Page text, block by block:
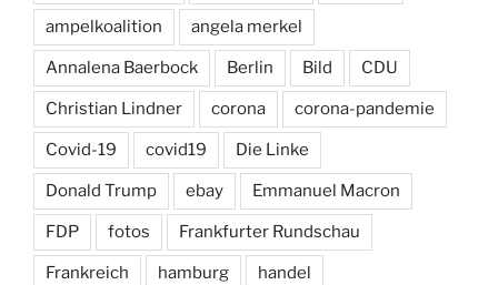
ampelkoalition angela merkel
Annalena Baerbock Berlin Bild CDU
Christian Lindner corona corona-pandemie
Covid-19 covid19 Die Linke
Donald Trump ebay Emmanuel Macron
FDP fotos Frankfurter Rundschau
Frankreich hamburg handel